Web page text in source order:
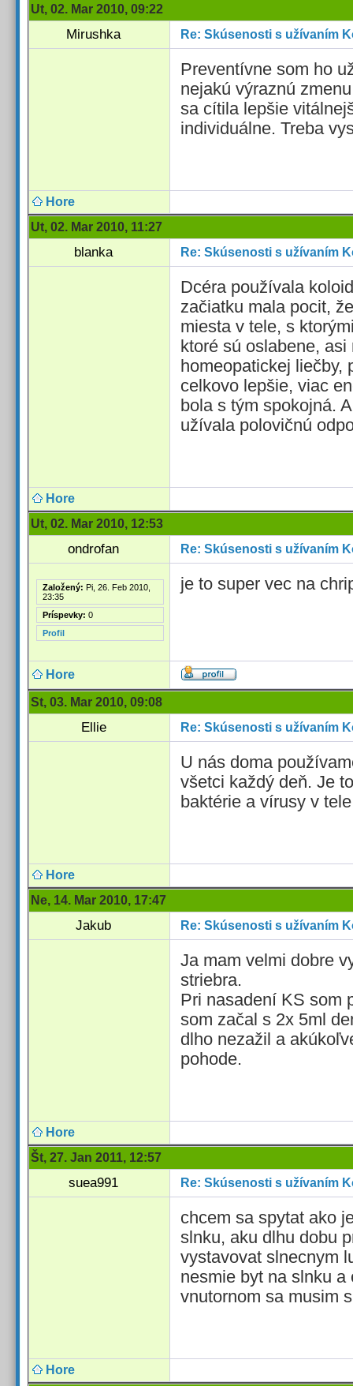
Ut, 02. Mar 2010, 09:22
Mirushka Re: Skúsenosti s užívaním
Preventívne som ho
nejakú výraznú
sa cítila lepšie
individuálne. Treba
Hore
Ut, 02. Mar 2010, 11:27
blanka Re: Skúsenosti s užívaním
Dcéra používala
začiatku mala pocit,
miesta v tele, s
ktoré sú oslabene,
homeopatickej liečby,
celkovo lepšie, viac
bola s tým spokojná.
užívala polovičnú
Hore
Ut, 02. Mar 2010, 12:53
ondrofan Re: Skúsenosti s užívaním
Založený: Pi, 26. Feb 2010,
23:35
Príspevky: 0
Profil
je to super vec na
Hore
St, 03. Mar 2010, 09:08
Ellie Re: Skúsenosti s užívaním
U nás doma
všetci každý deň. Je
baktérie a vírusy v
Hore
Ne, 14. Mar 2010, 17:47
Jakub Re: Skúsenosti s užívaním
Ja mam velmi dobre
striebra.
Pri nasadení KS som
som začal s 2x 5ml
dlho nezažil a
pohode.
Hore
Št, 27. Jan 2011, 12:57
suea991 Re: Skúsenosti s užívaním
chcem sa spytat ako
slnku, aku dlhu dobu
vystavovat slnecnym
nesmie byt na slnku
vnutornom sa musim
Hore